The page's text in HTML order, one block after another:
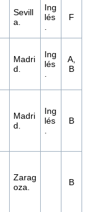
Sevill
a.
Ing
lés
F
Madri
d.
Ing
lés
A,
B
Madri
d.
Ing
lés
B
Zarag
oza.
B